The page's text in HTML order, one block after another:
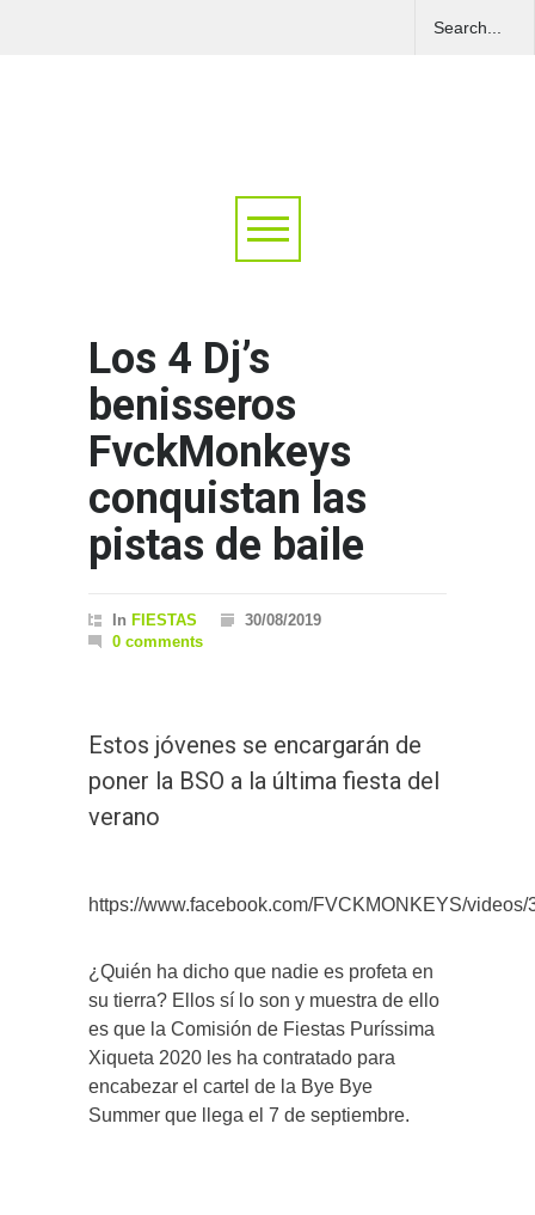
Los 4 Dj’s
benisseros
FvckMonkeys
conquistan las
pistas de baile
In FIESTAS
30/08/2019
0 comments
Estos jóvenes se encargarán de
poner la BSO a la última fiesta del
verano
https://www.facebook.com/FVCKMONKEYS/
¿Quién ha dicho que nadie es profeta en
su tierra? Ellos sí lo son y muestra de ello
es que la Comisión de Fiestas Puríssima
Xiqueta 2020 les ha contratado para
encabezar el cartel de la Bye Bye
Summer que llega el 7 de septiembre.